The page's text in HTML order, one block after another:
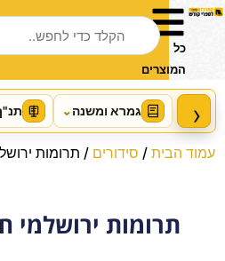
כל
המוצרים
גמרא ומשנה⌄ ›
עמוד הבית/ סידורים/ תרומות
תרומות ירושלמי